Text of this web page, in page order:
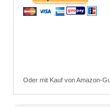
Oder mit Kauf von Amazon-